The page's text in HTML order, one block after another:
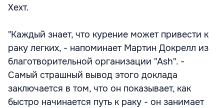
Хехт.
"Каждый знает, что курение может привести к
раку легких, - напоминает Мартин Докрелл из
благотворительной организации "Ash". -
Самый страшный вывод этого доклада
заключается в том, что он показывает, как
быстро начинается путь к раку - он занимает